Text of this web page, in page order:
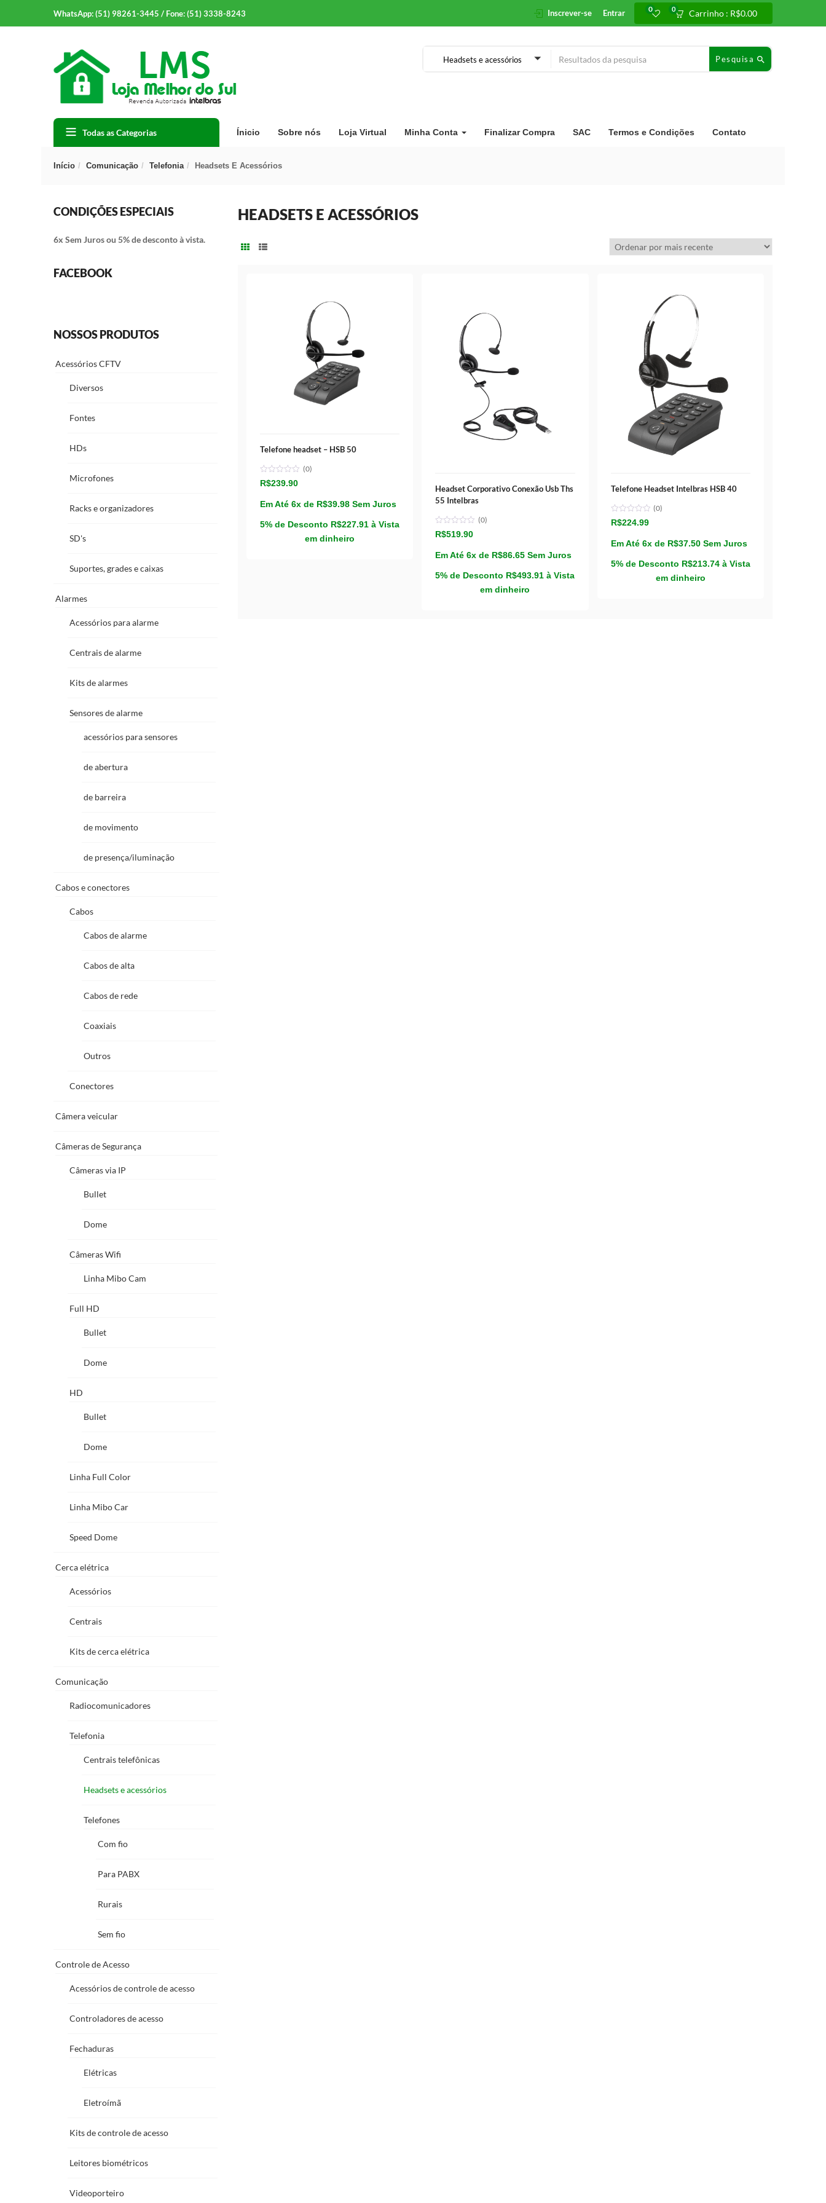
WhatsApp: (51) 98261-3445 / Fone: (51) 3338-8243 Carrinho : R$0.00
0
0
Inscrever-se Entrar
Headsets e acessórios Pesquisa
Todas as Categorias Ínicio Sobre nós Loja Virtual Minha Conta Finalizar Compra SAC Termos e Condições Contato
Início Comunicação Telefonia Headsets E Acessórios
HEADSETS E ACESSÓRIOS
Telefone headset – HSB 50
(0)
R$239.90
Em Até 6x de R$39.98 Sem Juros
5% de Desconto R$227.91 à Vista
em dinheiro
Headset Corporativo Conexão Usb Ths
55 Intelbras
(0)
R$519.90
Em Até 6x de R$86.65 Sem Juros
5% de Desconto R$493.91 à Vista
em dinheiro
Telefone Headset Intelbras HSB 40
(0)
R$224.99
Em Até 6x de R$37.50 Sem Juros
5% de Desconto R$213.74 à Vista
em dinheiro
CONDIÇÕES ESPECIAIS
6x Sem Juros ou 5% de desconto à vista.
FACEBOOK
NOSSOS PRODUTOS
Acessórios CFTV
Diversos
Fontes
HDs
Microfones
Racks e organizadores
SD's
Suportes, grades e caixas
Alarmes
Acessórios para alarme
Centrais de alarme
Kits de alarmes
Sensores de alarme
acessórios para sensores
de abertura
de barreira
de movimento
de presença/iluminação
Cabos e conectores
Cabos
Cabos de alarme
Cabos de alta
Cabos de rede
Coaxiais
Outros
Conectores
Câmera veicular
Câmeras de Segurança
Câmeras via IP
Bullet
Dome
Câmeras Wifi
Linha Mibo Cam
Full HD
Bullet
Dome
HD
Bullet
Dome
Linha Full Color
Linha Mibo Car
Speed Dome
Cerca elétrica
Acessórios
Centrais
Kits de cerca elétrica
Comunicação
Radiocomunicadores
Telefonia
Centrais telefônicas
Headsets e acessórios
Telefones
Com fio
Para PABX
Rurais
Sem fio
Controle de Acesso
Acessórios de controle de acesso
Controladores de acesso
Fechaduras
Elétricas
Eletroímã
Kits de controle de acesso
Leitores biométricos
Videoporteiro